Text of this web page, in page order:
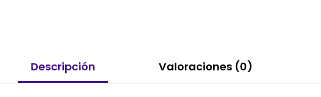
Descripción Valoraciones (0)